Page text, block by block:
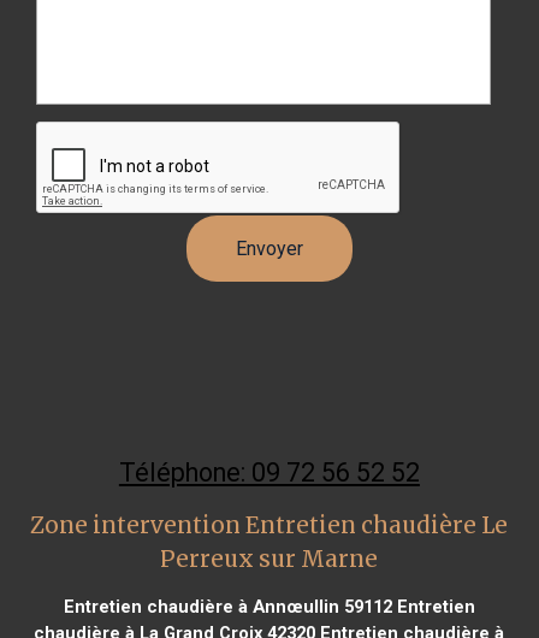
Téléphone: 09 72 56 52 52
Zone intervention Entretien chaudière Le
Perreux sur Marne
Entretien chaudière à Annœullin 59112Entretien
chaudière à La Grand Croix 42320 Entretien chaudière à